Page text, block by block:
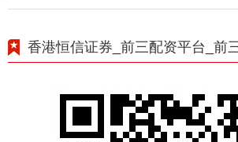
香港恒信证券_前三配资平台_前